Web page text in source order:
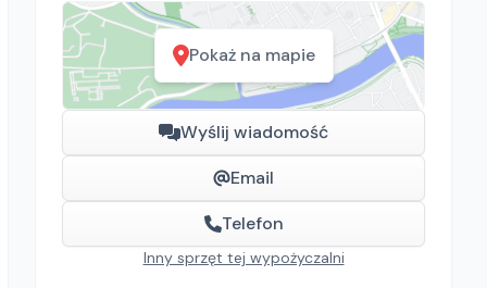
Pokaż na mapie
Wyślij wiadomość
Email
Telefon
Inny sprzęt tej wypożyczalni